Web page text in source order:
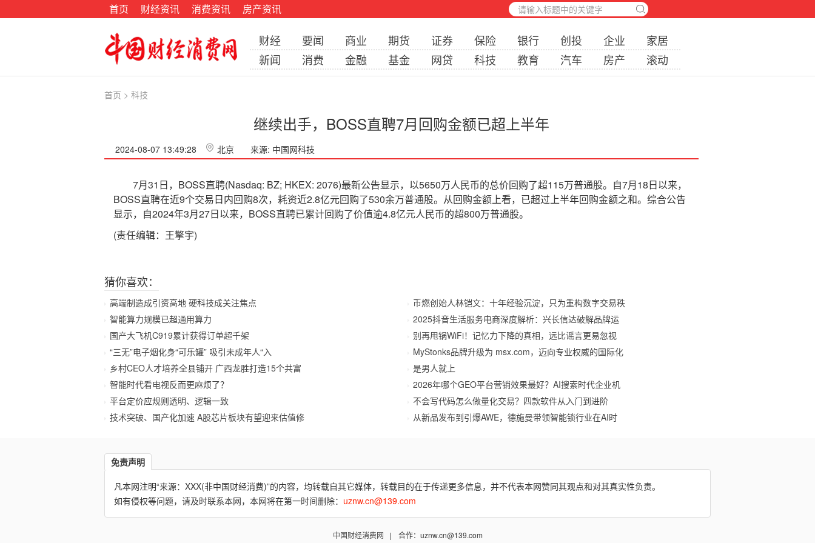
首页 财经资讯 消费资讯 房产资讯
财经 要闻 商业 期货 证券 保险 银行 创投 企业
家居
新闻
消费 金融 基金 网贷 科技 教育 汽车 房产 滚动
首页 > 科技
继续出手，BOSS直聘7月回购金额已超上半年
2024-08-07 13:49:28 北京 来源: 中国网科技
7月31日，BOSS直聘(Nasdaq: BZ; HKEX: 2076)最新公告显示，以5650万人民币的总价回购了超115万普通股。自7月18日以来，
BOSS直聘在近9个交易日内回购8次，耗资近2.8亿元回购了530余万普通股。从回购金额上看，已超过上半年回购金额之和。综合公告
显示，自2024年3月27日以来，BOSS直聘已累计回购了价值逾4.8亿元人民币的超800万普通股。
(责任编辑：王擎宇)
猜你喜欢：
高端制造成引资高地 硬科技成关注焦点
智能算力规模已超通用算力
国产大飞机C919累计获得订单超千架
“三无”电子烟化身“可乐罐” 吸引未成年人“入
乡村CEO人才培养全县铺开 广西龙胜打造15个共富
智能时代看电视反而更麻烦了？
平台定价应规则透明、逻辑一致
技术突破、国产化加速 A股芯片板块有望迎来估值修
币燃创始人林铠文：十年经验沉淀，只为重构数字交易秩
2025抖音生活服务电商深度解析：兴长信达破解品牌运
别再甩锅WiFi！记忆力下降的真相，远比谣言更易忽视
MyStonks品牌升级为 msx.com，迈向专业权威的国际化
是男人就上
2026年哪个GEO平台营销效果最好？AI搜索时代企业机
不会写代码怎么做量化交易？四款软件从入门到进阶
从新品发布到引爆AWE，德施曼带领智能锁行业在AI时
免责声明
凡本网注明“来源：XXX(非中国财经消费)”的内容，均转载自其它媒体，转载目的在于传递更多信息，并不代表本网赞同其观点和对其真实性负责。
如有侵权等问题，请及时联系本网，本网将在第一时间删除： uznw.cn@139.com
中国财经消费网 | 合作：uznw.cn@139.com